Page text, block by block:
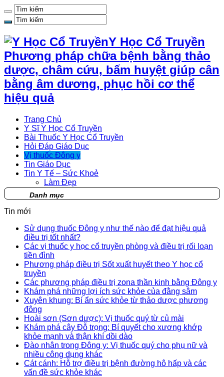
Y Học Cổ Truyền
Phương pháp chữa bệnh bằng thảo
dược, châm cứu, bấm huyệt giúp cân
bằng âm dương, phục hồi cơ thể
hiệu quả
Trang Chủ
Y Sĩ Y Học Cổ Truyền
Bài Thuốc Y Học Cổ Truyền
Hỏi Đáp Giáo Dục
Vị thuốc Đông y
Tin Giáo Dục
Tin Y Tế – Sức Khoẻ
Làm Đẹp
Danh mục
Tin mới
Sử dụng thuốc Đông y như thế nào để đạt hiệu quả
điều trị tốt nhất?
Các vị thuốc y học cổ truyền phòng và điều trị rối loạn
tiền đình
Phương pháp điều trị Sốt xuất huyết theo Y học cổ
truyền
Các phương pháp điều trị zona thần kinh bằng Đông y
Khám phá những lợi ích sức khỏe của đằng sâm
Xuyên khung: Bí ẩn sức khỏe từ thảo dược phương
đông
Hoài sơn (Sơn dược): Vị thuốc quý từ củ mài
Khám phá cây Đỗ trọng: Bí quyết cho xương khớp
khỏe mạnh và thận khí dồi dào
Đào nhân trong Đông y: Vị thuốc quý cho phụ nữ và
nhiều công dụng khác
Cát cánh: Hỗ trợ điều trị bệnh đường hô hấp và các
vấn đề sức khỏe khác